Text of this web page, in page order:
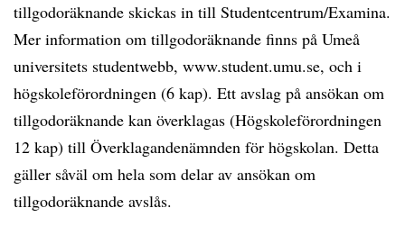
tillgodoräknande skickas in till Studentcentrum/Examina.
Mer information om tillgodoräknande finns på Umeå
universitets studentwebb, www.student.umu.se, och i
högskoleförordningen (6 kap). Ett avslag på ansökan om
tillgodoräknande kan överklagas (Högskoleförordningen
12 kap) till Överklagandenämnden för högskolan. Detta
gäller såväl om hela som delar av ansökan om
tillgodoräknande avslås.